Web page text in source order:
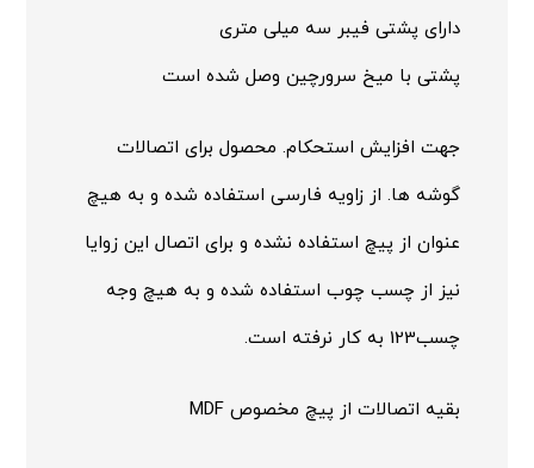
دارای پشتی فیبر سه میلی متری
پشتی با میخ سرورچین وصل شده است
جهت افزایش استحکام. محصول برای اتصالات
گوشه ها. از زاویه فارسی استفاده شده و به هیچ
عنوان از پیچ استفاده نشده و برای اتصال این زوایا
نیز از چسب چوب استفاده شده و به هیچ وجه
چسب123 به کار نرفته است.
بقیه اتصالات از پیچ مخصوص MDF